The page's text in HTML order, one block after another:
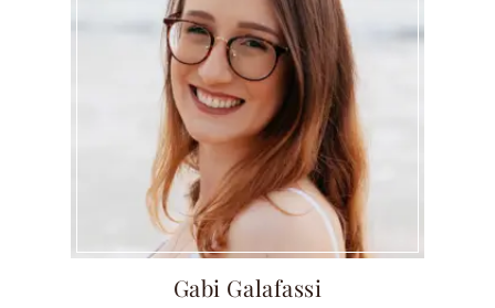
Gabi Galafassi